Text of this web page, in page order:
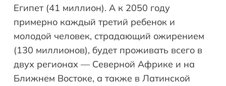
Египет (41 миллион). А к 2050 году
примерно каждый третий ребенок и
молодой человек, страдающий ожирением
(130 миллионов), будет проживать всего в
двух регионах — Северной Африке и на
Ближнем Востоке, а также в Латинской